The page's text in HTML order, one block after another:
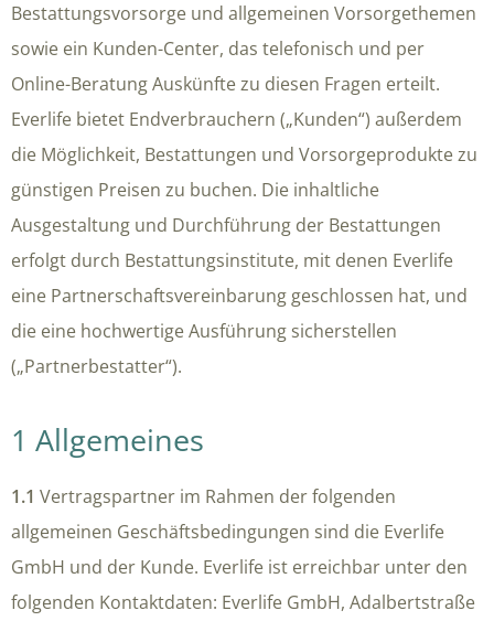
Bestattungsvorsorge und allgemeinen Vorsorgethemen
sowie ein Kunden-Center, das telefonisch und per
Online-Beratung Auskünfte zu diesen Fragen erteilt.
Everlife bietet Endverbrauchern („Kunden“) außerdem
die Möglichkeit, Bestattungen und Vorsorgeprodukte zu
günstigen Preisen zu buchen. Die inhaltliche
Ausgestaltung und Durchführung der Bestattungen
erfolgt durch Bestattungsinstitute, mit denen Everlife
eine Partnerschaftsvereinbarung geschlossen hat, und
die eine hochwertige Ausführung sicherstellen
(„Partnerbestatter“).
1 Allgemeines
1.1 Vertragspartner im Rahmen der folgenden
allgemeinen Geschäftsbedingungen sind die Everlife
GmbH und der Kunde. Everlife ist erreichbar unter den
folgenden Kontaktdaten: Everlife GmbH, Adalbertstraße